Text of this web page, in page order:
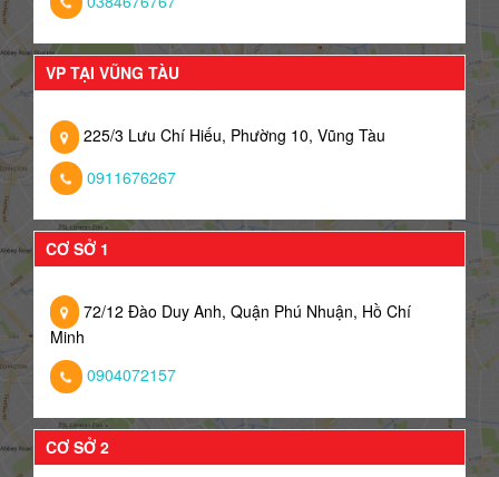
VP TẠI VŨNG TÀU
225/3 Lưu Chí Hiếu, Phường 10, Vũng Tàu
0911676267
CƠ SỞ 1
72/12 Đào Duy Anh, Quận Phú Nhuận, Hồ Chí
Minh
0904072157
CƠ SỞ 2